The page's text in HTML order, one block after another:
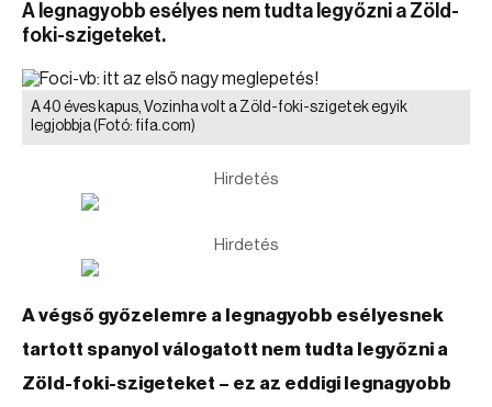
A legnagyobb esélyes nem tudta legyőzni a Zöld-
foki-szigeteket.
A 40 éves kapus, Vozinha volt a Zöld-foki-szigetek egyik
legjobbja(Fotó: fifa.com)
Hirdetés
Hirdetés
A végső győzelemre a legnagyobb esélyesnek
tartott spanyol válogatott nem tudta legyőzni a
Zöld-foki-szigeteket – ez az eddigi legnagyobb